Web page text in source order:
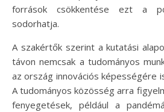
források csökkentése ezt a
sodorhatja.
A szakértők szerint a kutatási
távon nemcsak a tudományos
az ország innovációs képességére
A tudományos közösség arra
fenyegetések, például a